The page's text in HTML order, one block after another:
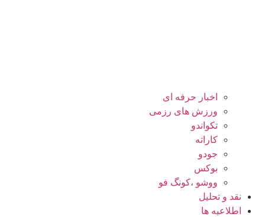
اخبار حرفه ای
ورزش های رزمی
تکواندو
کاراته
جودو
بوکس
ووشو ،کونگ فو
نقد و تحلیل
اطلاعیه ها